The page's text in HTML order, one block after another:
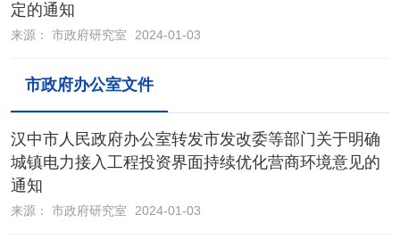
定的通知
来源： 市政府研究室 2024-01-03
市政府办公室文件
汉中市人民政府办公室转发市发改委等部门关于明确
城镇电力接入工程投资界面持续优化营商环境意见的
通知
来源： 市政府研究室 2024-01-03